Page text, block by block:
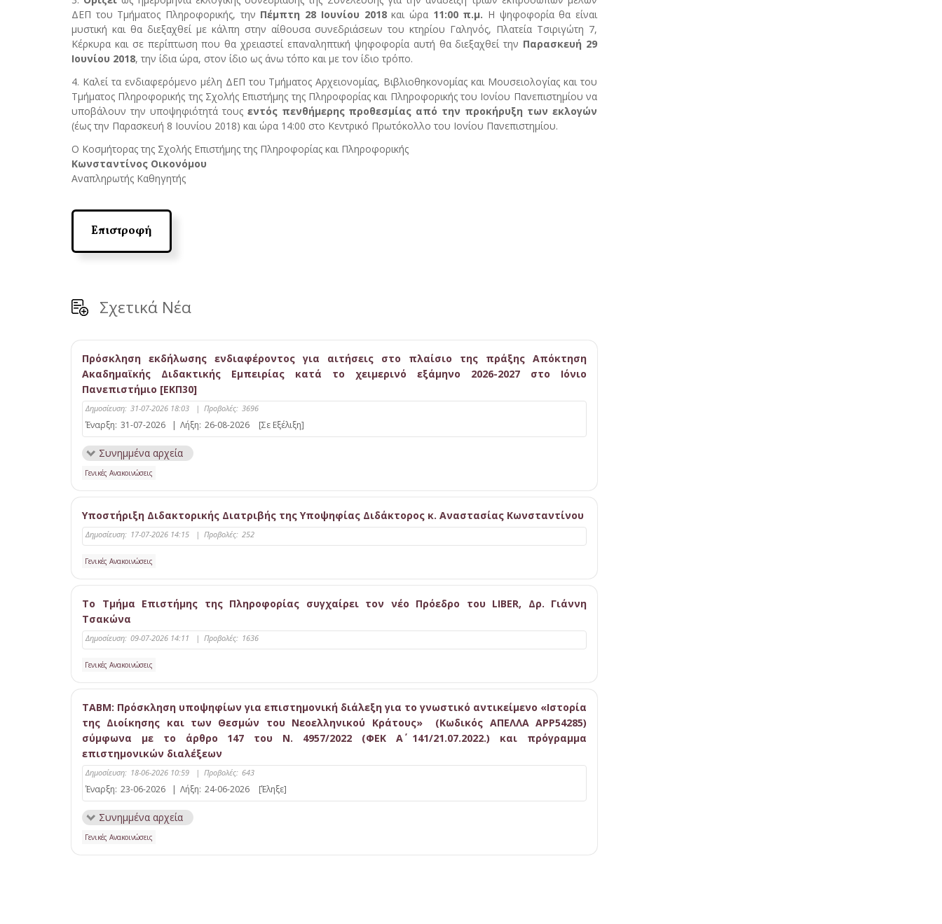
ΔΕΠ του Τμήματος Πληροφορικής, την Πέμπτη 28 Ιουνίου 2018και ώρα 11:00 π.μ. Η ψηφοφορία θα είναι
μυστική και θα διεξαχθεί με κάλπη στην αίθουσα συνεδριάσεων του κτηρίου Γαληνός, Πλατεία Τσιριγώτη 7,
Κέρκυρα και σε περίπτωση που θα χρειαστεί επαναληπτική ψηφοφορία αυτή θα διεξαχθεί την Παρασκευή 29
Ιουνίου 2018, την ίδια ώρα, στον ίδιο ως άνω τόπο και με τον ίδιο τρόπο.
4. Καλεί τα ενδιαφερόμενο μέλη ΔΕΠ του Τμήματος Αρχειονομίας, Βιβλιοθηκονομίας και Μουσειολογίας και του
Τμήματος Πληροφορικής της Σχολής Επιστήμης της Πληροφορίας και Πληροφορικής του Ιονίου Πανεπιστημίου να
υποβάλουν την υποψηφιότητά τους εντός πενθήμερης προθεσμίας από την προκήρυξη των εκλογών
(έως την Παρασκευή 8 Ιουνίου 2018) και ώρα 14:00 στο Κεντρικό Πρωτόκολλο του Ιονίου Πανεπιστημίου.
Ο Κοσμήτορας της Σχολής Επιστήμης της Πληροφορίας και Πληροφορικής
Κωνσταντίνος Οικονόμου
Αναπληρωτής Καθηγητής
Επιστροφή
Σχετικά Νέα
Πρόσκληση εκδήλωσης ενδιαφέροντος για αιτήσεις στο πλαίσιο της πράξης Απόκτηση
Ακαδημαϊκής Διδακτικής Εμπειρίας κατά το χειμερινό εξάμηνο 2026-2027 στο Ιόνιο
Πανεπιστήμιο [ΕΚΠ30]
Δημοσίευση: 31-07-2026 18:03 | Προβολές: 3696
Έναρξη: 31-07-2026 | Λήξη: 26-08-2026 [Σε Εξέλιξη]
Συνημμένα αρχεία
Γενικές Ανακοινώσεις
Υποστήριξη Διδακτορικής Διατριβής της Υποψηφίας Διδάκτορος κ. Αναστασίας Κωνσταντίνου
Δημοσίευση: 17-07-2026 14:15 | Προβολές: 252
Γενικές Ανακοινώσεις
Το Τμήμα Επιστήμης της Πληροφορίας συγχαίρει τον νέο Πρόεδρο του LIBER, Δρ. Γιάννη
Τσακώνα
Δημοσίευση: 09-07-2026 14:11 | Προβολές: 1636
Γενικές Ανακοινώσεις
ΤΑΒΜ: Πρόσκληση υποψηφίων για επιστημονική διάλεξη για το γνωστικό αντικείμενο «Ιστορία
της Διοίκησης και των Θεσμών του Νεοελληνικού Κράτους» (Κωδικός ΑΠΕΛΛΑ APP54285)
σύμφωνα με το άρθρο 147 του Ν. 4957/2022 (ΦΕΚ Α΄ 141/21.07.2022.) και πρόγραμμα
επιστημονικών διαλέξεων
Δημοσίευση: 18-06-2026 10:59 | Προβολές: 643
Έναρξη: 23-06-2026 | Λήξη: 24-06-2026 [Έληξε]
Συνημμένα αρχεία
Γενικές Ανακοινώσεις